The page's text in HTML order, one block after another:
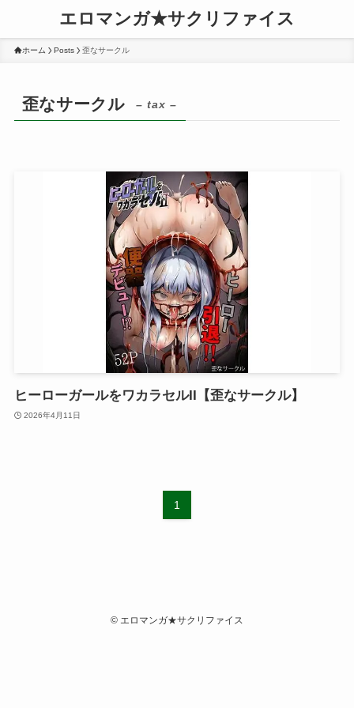
エロマンガ★サクリファイス
ホーム Posts 歪なサークル
歪なサークル – tax –
ヒーローガールをワカラセルII【歪なサークル】
2026年4月11日
1
© エロマンガ★サクリファイス